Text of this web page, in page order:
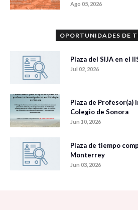
Ago 05, 2026
OPORTUNIDADES DE
Plaza del SIJA en el
Jul 02, 2026
Plaza de Profesor(a)
Colegio de Sonora
Jun 10, 2026
Plaza de tiempo
Monterrey
Jun 03, 2026